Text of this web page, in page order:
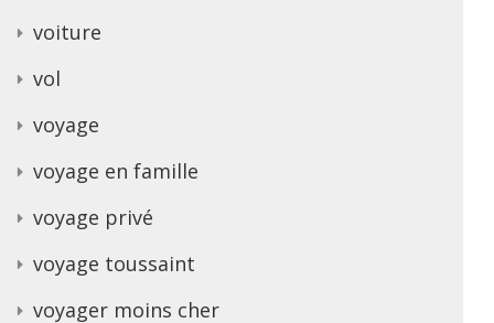
voiture
vol
voyage
voyage en famille
voyage privé
voyage toussaint
voyager moins cher